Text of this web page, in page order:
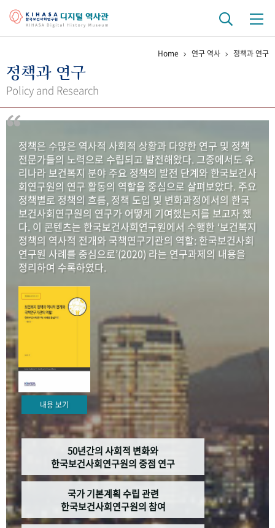
걸어온 길 기관 변천사
연구 역사
정책과 연구 키워드로 보는 연구 역사
연구자들
간행물 변천사
기록물 아카이브
사진 아카이브 문서 기록물 행정박물 영상 기록물
50+1주년 기념
성과 50선 숫자로 보는 50년
세계와 함께 한 KIHASA
VR 역사관
Home 연구 역사 정책과 연구
정책과 연구
Policy and Research
정책은 수많은 역사적 사회적 상황과 다양한 연구 및 정책
전문가들의 노력으로 수립되고 발전해왔다. 그중에서도 우
리나라 보건복지 분야 주요 정책의 발전 단계와 한국보건사
회연구원의 연구 활동의 역할을 중심으로 살펴보았다. 주요
정책별로 정책의 흐름, 정책 도입 및 변화과정에서의 한국
보건사회연구원의 연구가 어떻게 기여했는지를 보고자 했
다. 이 콘텐츠는 한국보건사회연구원에서 수행한 ‘보건복지
정책의 역사적 전개와 국책연구기관의 역할: 한국보건사회
연구원 사례를 중심으로’(2020) 라는 연구과제의 내용을
정리하여 수록하였다.
내용 보기
50년간의 사회적 변화와
한국보건사회연구원의 중점 연구
국가 기본계획 수립 관련
한국보건사회연구원의 참여